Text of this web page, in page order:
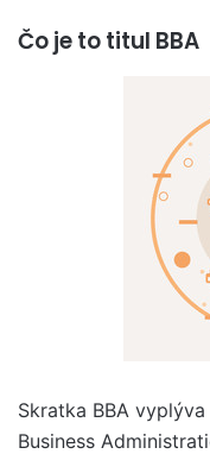
Čo je to titul BBA
Skratka BBA
Business